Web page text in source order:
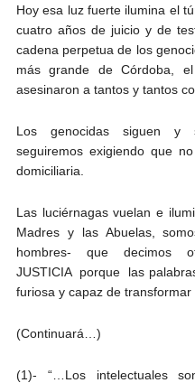
Hoy esa luz fuerte ilumina el
cuatro años de juicio y de
cadena perpetua de los
más grande de Córdoba,
asesinaron a tantos y tantos
Los genocidas siguen y
seguiremos exigiendo que
domiciliaria.
Las luciérnagas vuelan e
Madres y las Abuelas,
hombres- que decimos
JUSTICIA porque las
furiosa y capaz de transformar
(Continuará…)
(1)- “…Los intelectuales